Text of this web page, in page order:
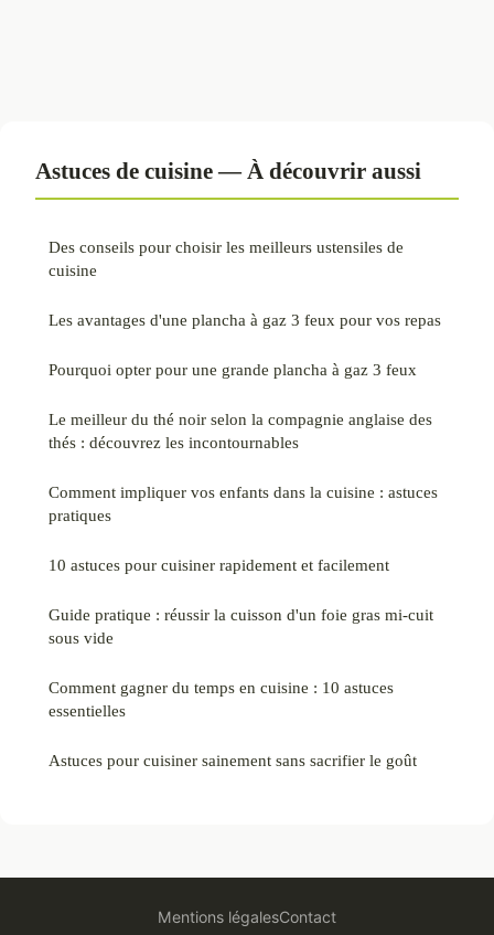
Astuces de cuisine — À découvrir aussi
Des conseils pour choisir les meilleurs ustensiles de
cuisine
Les avantages d'une plancha à gaz 3 feux pour vos repas
Pourquoi opter pour une grande plancha à gaz 3 feux
Le meilleur du thé noir selon la compagnie anglaise des
thés : découvrez les incontournables
Comment impliquer vos enfants dans la cuisine : astuces
pratiques
10 astuces pour cuisiner rapidement et facilement
Guide pratique : réussir la cuisson d'un foie gras mi-cuit
sous vide
Comment gagner du temps en cuisine : 10 astuces
essentielles
Astuces pour cuisiner sainement sans sacrifier le goût
Mentions légalesContact